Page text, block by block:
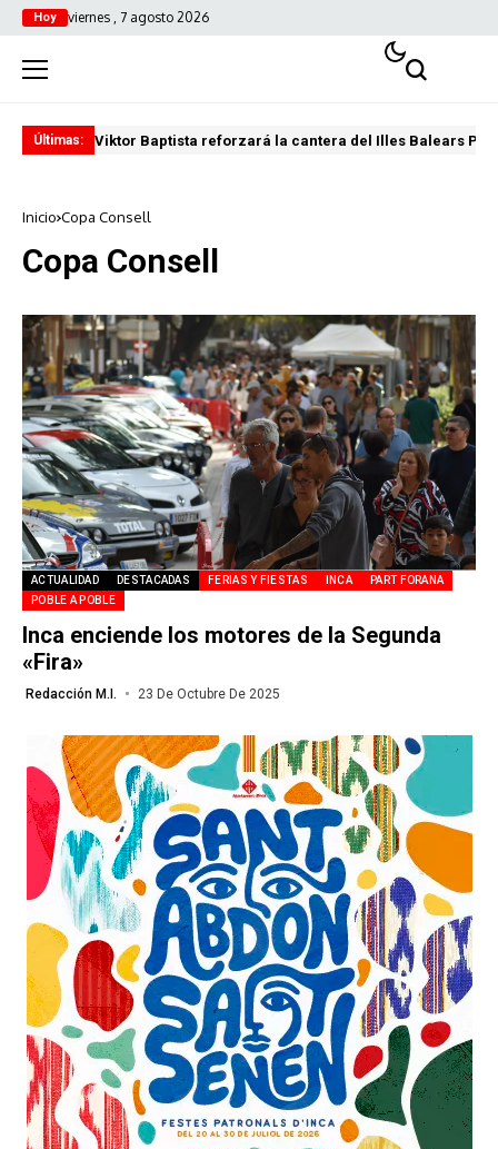
Hoy viernes , 7 agosto 2026
Últimas: Viktor Baptista reforzará la cantera del Illes Balears
Inicio Copa Consell
Copa Consell
ACTUALIDAD DESTACADAS FERIAS Y FIESTAS INCA
PART FORANA
POBLE A POBLE
Inca enciende los motores de la Segunda
«Fira»
Redacción M.I. 23 De Octubre De 2025